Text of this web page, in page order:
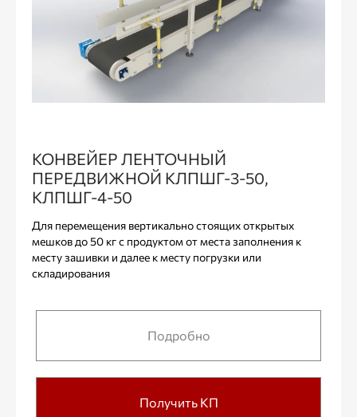
КОНВЕЙЕР ЛЕНТОЧНЫЙ
ПЕРЕДВИЖНОЙ КЛПШГ-3-50,
КЛПШГ-4-50
Для перемещения вертикально стоящих открытых
мешков до 50 кг с продуктом от места заполнения к
месту зашивки и далее к месту погрузки или
складирования
Подробно
Получить КП